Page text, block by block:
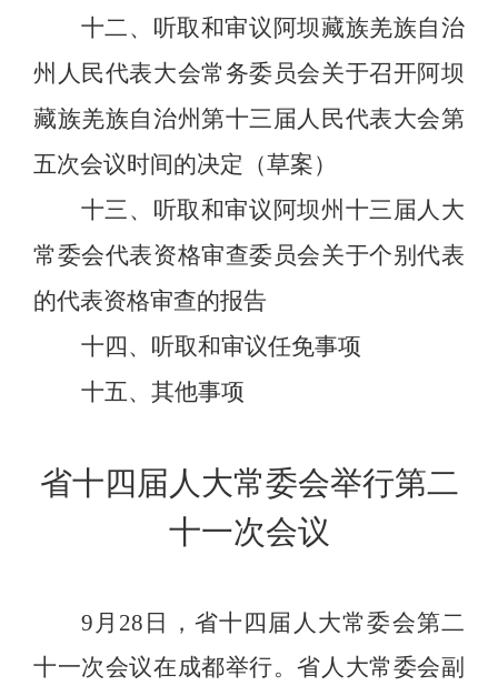
十二、 听取和审议阿坝藏族羌族自治
州人民代表大会常务委员会关于召开阿坝
藏族羌族自治州第十三届人民代表大会第
五次会议时间的决定（草案）
十三、 听取和审议 阿坝州十三届人大
常委会代表资格审查委员会关于个别代表
的代表资格审查的报告
十四、 听取和审议任免事项
十五、 其他事项
省十四届人大常委会举行第二
十一次会议
9 月 28 日，省十四届人大常委会第二
十一次会议在成都举行。省人大常委会副